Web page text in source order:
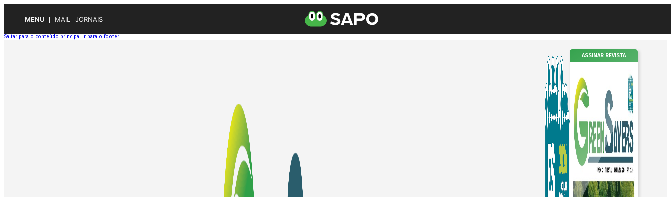
MENU MAIL JORNAIS
Saltar para o conteúdo principal Ir para o footer
ASSINAR REVISTA